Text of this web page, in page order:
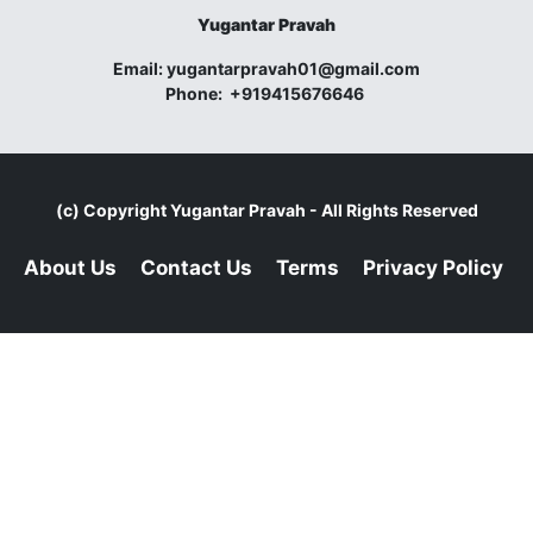
Yugantar Pravah
Email:yugantarpravah01@gmail.com
Phone: +919415676646
(c) CopyrightYugantar Pravah - All Rights Reserved
About Us Contact Us Terms Privacy Policy